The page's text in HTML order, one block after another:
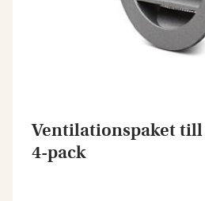
Ventilationspaket till
4-pack